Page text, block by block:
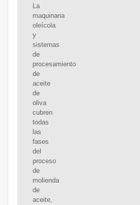
La
maquinaria
oleícola
y
sistemas
de
procesamiento
de
aceite
de
oliva
cubren
todas
las
fases
del
proceso
de
molienda
de
aceite,